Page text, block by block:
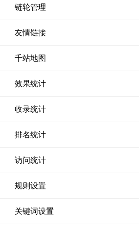
链轮管理
友情链接
千站地图
效果统计
收录统计
排名统计
访问统计
规则设置
关键词设置